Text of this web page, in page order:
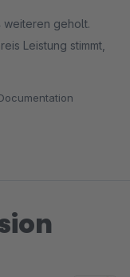
weiteren geholt.
Leistung stimmt,